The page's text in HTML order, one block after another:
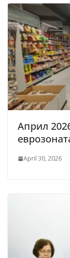
Април
April 30, 2026